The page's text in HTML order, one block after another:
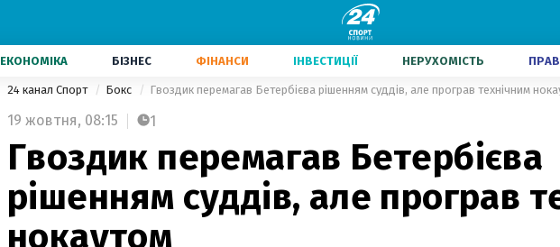
ЕКОНОМІКА БІЗНЕС ФІНАНСИ ІНВЕСТИЦІЇ НЕРУХОМІСТЬ
24 канал Спорт Бокс Гвоздик перемагав Бетербієва рішенням суддів, але програв технічним
19 жовтня, 08:15 1
Гвоздик перемагав Бетербієва
рішенням суддів, але програв
нокаутом